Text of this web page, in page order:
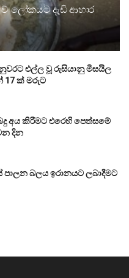
ලෝකයට දැඩි ආහාර
එල්ල වූ රුසියානු මිසයිල
17 ක් මරුට
අය කිරීමට එරෙහි පෙත්සමේ
දින
බලය ඉරානයට ලබාදීමට